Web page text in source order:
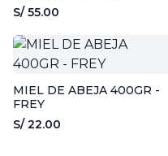
S/ 55.00
MIEL DE ABEJA 400GR -
FREY
S/ 22.00